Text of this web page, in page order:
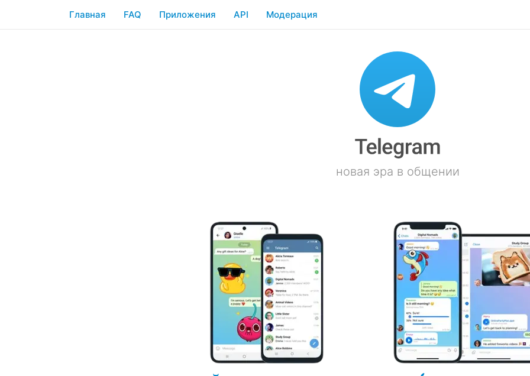
Главная FAQ Приложения API Модерация
новая эра в общении